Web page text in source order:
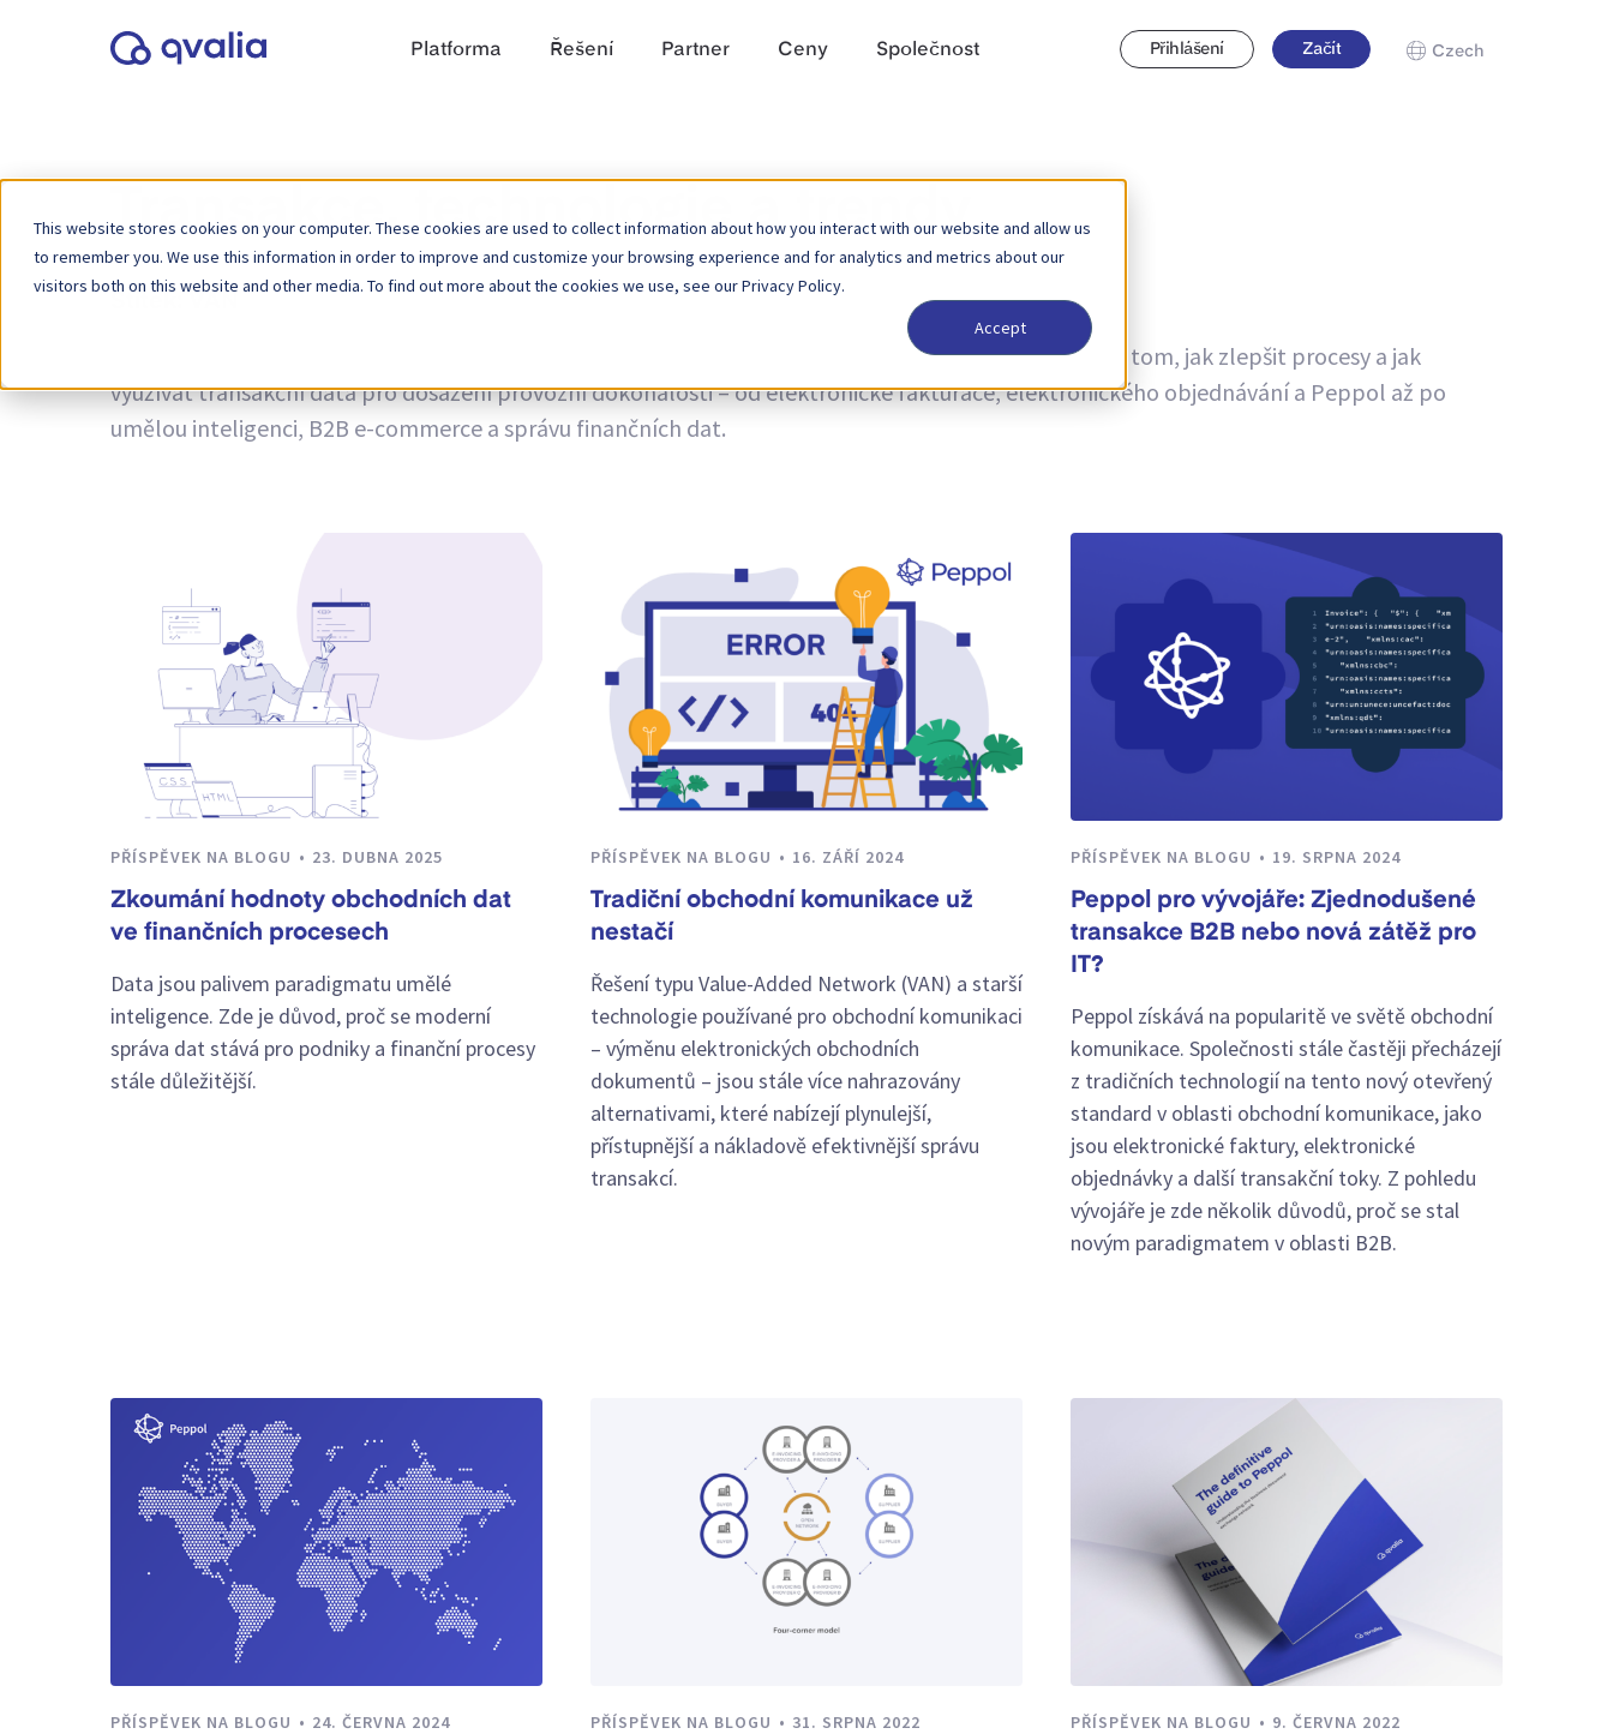
This website stores cookies on your computer. These cookies are used to collect information about how you interact with our website and allow us
to remember you. We use this information in order to improve and customize your browsing experience and for analytics and metrics about our
visitors both on this website and other media. To find out more about the cookies we use, see our Privacy Policy.
Accept
Platforma Řešení Partner Ceny Společnost Přihlášení Začít Czech
Transakce, technologie a trendy
Informace o transakcích, technologiích a trendech a novinky o aktualizacích produktů. Zjistěte více o tom, jak zlepšit procesy a jak
využívat transakční data pro dosažení provozní dokonalosti – od elektronické fakturace, elektronického objednávání a Peppol až po
umělou inteligenci, B2B e-commerce a správu finančních dat.
PŘÍSPĚVEK NA BLOGU 23. DUBNA 2025
Zkoumání hodnoty obchodních dat
ve finančních procesech
Data jsou palivem paradigmatu umělé
inteligence. Zde je důvod, proč se moderní
správa dat stává pro podniky a finanční procesy
stále důležitější.
PŘÍSPĚVEK NA BLOGU 16. ZÁŘÍ 2024
Tradiční obchodní komunikace už
nestačí
Řešení typu Value-Added Network (VAN) a starší
technologie používané pro obchodní komunikaci
– výměnu elektronických obchodních
dokumentů – jsou stále více nahrazovány
alternativami, které nabízejí plynulejší,
přístupnější a nákladově efektivnější správu
transakcí.
PŘÍSPĚVEK NA BLOGU 19. SRPNA 2024
Peppol pro vývojáře: Zjednodušené
transakce B2B nebo nová zátěž pro
IT?
Peppol získává na popularitě ve světě obchodní
komunikace. Společnosti stále častěji přecházejí
z tradičních technologií na tento nový otevřený
standard v oblasti obchodní komunikace, jako
jsou elektronické faktury, elektronické
objednávky a další transakční toky. Z pohledu
vývojáře je zde několik důvodů, proč se stal
novým paradigmatem v oblasti B2B.
PŘÍSPĚVEK NA BLOGU 24. ČERVNA 2024 PŘÍSPĚVEK NA BLOGU 31. SRPNA 2022 PŘÍSPĚVEK NA BLOGU 9. ČERVNA 2022